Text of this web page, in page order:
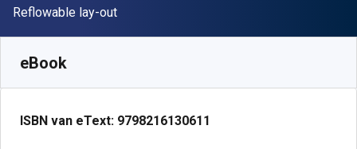
Indeling
Reflowable lay-out
eBook
ISBN van eText: 9798216130611